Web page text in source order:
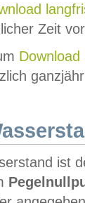
Zeit
Download
ist